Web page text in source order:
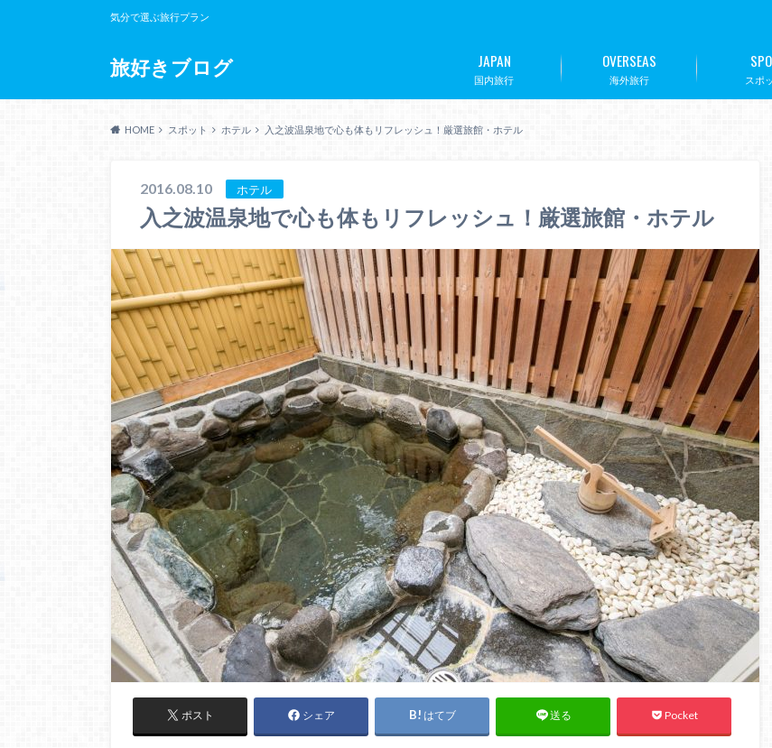
旅好きブログ
気分で選ぶ旅行プラン
国内旅行
JAPAN
海外旅行
OVERSEAS
スポ
HOME スポット ホテル 入之波温泉地で心も体もリフレッシュ！厳選旅館・ホテル
2016.08.10 ホテル
入之波温泉地で心も体もリフレッシュ！厳選旅館・ホテル
ポスト シェア はてブ 送る Pocket